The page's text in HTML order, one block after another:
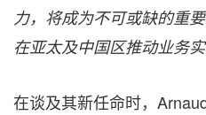
力，将成为不可或缺的重
在亚太及中国区推动业务
在谈及其新任命时，